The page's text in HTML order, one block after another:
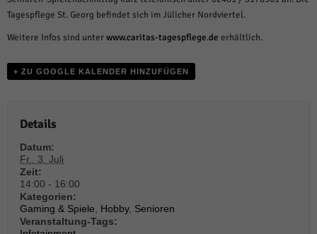
Tagespflege St. Georg befindet sich im Jülicher Nordviertel.
Weitere Infos sind unterwww.caritas-tagespflege.de erhältlich.
+ ZU GOOGLE KALENDER HINZUFÜGEN
Details
Datum:
Fr.. 3. Juli
Zeit:
14:00 - 16:00
Kategorien:
Gaming & Spiele, Hobby, Senioren
Veranstaltung-Tags:
auswählen.
Alle akzeptieren Speichern und weiter
Zurück
Essenzielle Cookies ermöglichen grundlegende Funktionen und sind für die
Statistiken (1)
Statistik Cookies erfassen Informationen anonym. Diese Informationen helfen
uns zu verstehen, wie unsere Besucher unsere Website nutzen.